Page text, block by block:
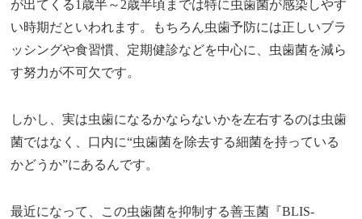
が出てくる1歳半～2歳半頃までは特に虫歯菌が感染しやす
い時期だといわれます。もちろん虫歯予防には正しいブラ
ッシングや食習慣、定期健診などを中心に、虫歯菌を減ら
す努力が不可欠です。
しかし、実は虫歯になるかならないかを左右するのは虫歯
菌ではなく、口内に“虫歯菌を除去する細菌を持っている
かどうか”にあるんです。
最近になって、この虫歯菌を抑制する善玉菌『BLIS-